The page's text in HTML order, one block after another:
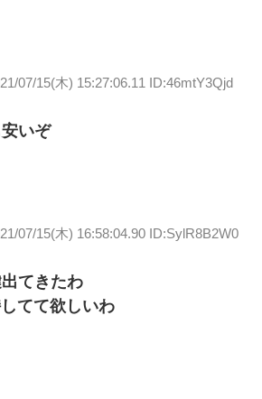
07/15(木) 15:27:06.11 ID:46mtY3Qjd
いぞ
07/15(木) 16:58:04.90 ID:SylR8B2W0
てきたわ
てて欲しいわ